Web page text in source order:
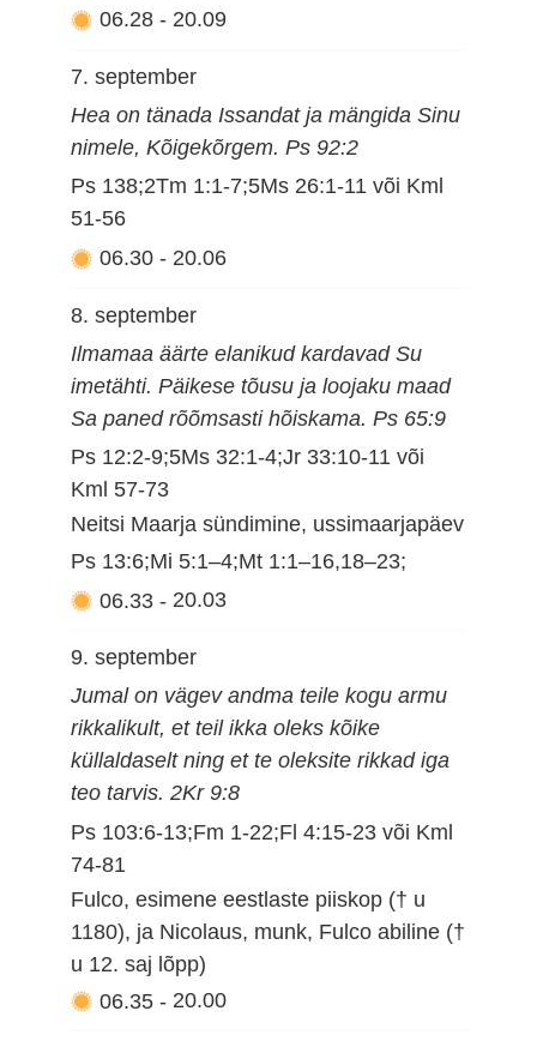
06.28 - 20.09
7. september
Hea on tänada Issandat ja mängida Sinu
nimele, Kõigekõrgem. Ps 92:2
Ps 138;2Tm 1:1-7;5Ms 26:1-11 või Kml
51-56
06.30 - 20.06
8. september
Ilmamaa äärte elanikud kardavad Su
imetähti. Päikese tõusu ja loojaku maad
Sa paned rõõmsasti hõiskama. Ps 65:9
Ps 12:2-9;5Ms 32:1-4;Jr 33:10-11 või
Kml 57-73
Neitsi Maarja sündimine, ussimaarjapäev
Ps 13:6;Mi 5:1–4;Mt 1:1–16,18–23;
06.33 - 20.03
9. september
Jumal on vägev andma teile kogu armu
rikkalikult, et teil ikka oleks kõike
küllaldaselt ning et te oleksite rikkad iga
teo tarvis. 2Kr 9:8
Ps 103:6-13;Fm 1-22;Fl 4:15-23 või Kml
74-81
Fulco, esimene eestlaste piiskop († u
1180), ja Nicolaus, munk, Fulco abiline (†
u 12. saj lõpp)
06.35 - 20.00